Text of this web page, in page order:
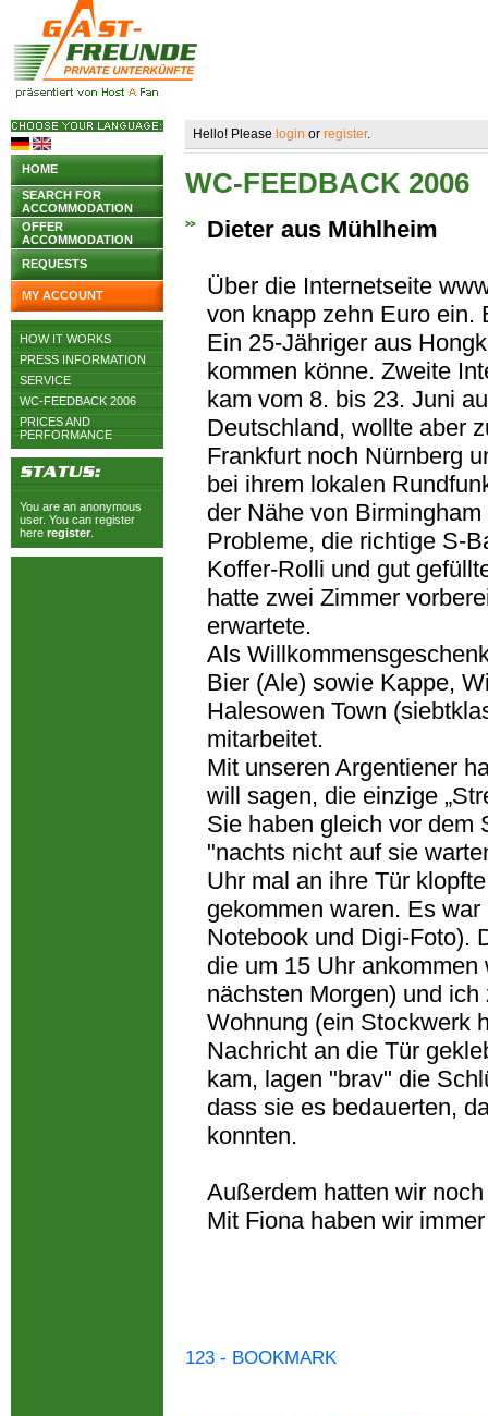
HOME
SEARCH FOR
ACCOMMODATION
OFFER
ACCOMMODATION
REQUESTS
MY ACCOUNT
HOW IT WORKS
PRESS INFORMATION
SERVICE
WC-FEEDBACK 2006
PRICES AND
PERFORMANCE
You are an anonymous
user. You can register
here register
Hello! Please login or register.
WC-FEEDBACK 2006
Dieter aus Mühlheim
Über die Internetseite
von knapp zehn Euro ein.
Ein 25-Jähriger aus
kommen könne. Zweite
kam vom 8. bis 23. Juni
Deutschland, wollte aber
Frankfurt noch Nürnberg
bei ihrem lokalen
der Nähe von
Probleme, die richtige S-
Koffer-Rolli und gut
hatte zwei Zimmer
erwartete.
Als
Bier (Ale) sowie Kappe,
Halesowen Town
mitarbeitet.
Mit unseren Argentiener
will sagen, die einzige
Sie haben gleich vor dem
"nachts nicht auf sie
Uhr mal an ihre Tür
gekommen waren. Es
Notebook und Digi-Foto).
die um 15 Uhr
nächsten Morgen) und
Wohnung (ein Stockwerk
Nachricht an die Tür
kam, lagen "brav" die
dass sie es bedauerten,
konnten.
Außerdem hatten wir
Mit Fiona haben wir
123 - BOOKMARK